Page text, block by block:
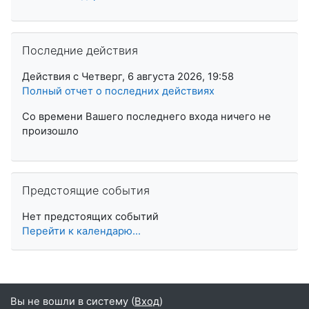
Последние действия
Действия с Четверг, 6 августа 2026, 19:58
Полный отчет о последних действиях
Со времени Вашего последнего входа ничего не
произошло
Предстоящие события
Нет предстоящих событий
Перейти к календарю...
Вы не вошли в систему (Вход)